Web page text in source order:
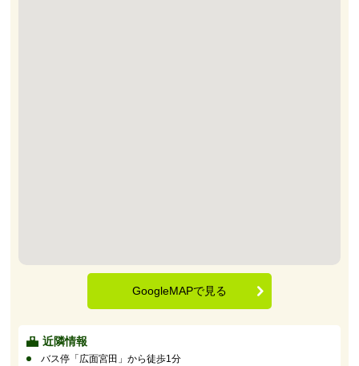
GoogleMAPで見る
近隣情報
バス停「広面宮田」から徒歩1分